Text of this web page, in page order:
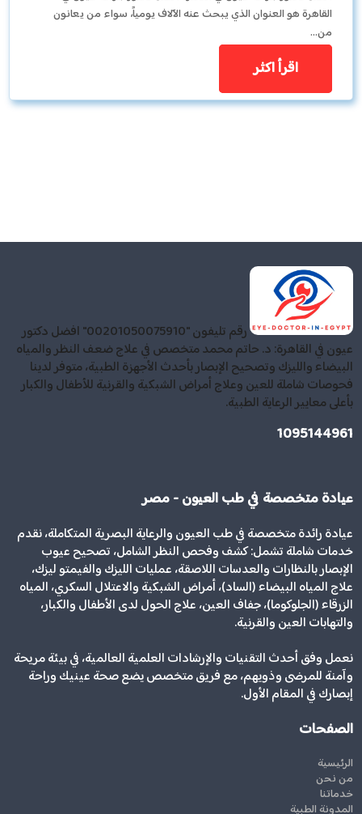
القاهرة هو العنوان الذي يبحث عنه الآلاف يومياً، سواء من يعانون
من…
اقرأ اكثر
رقم تليفون "00201050075910" افضل دكتور
عيون في القاهرة: د. حاتم محمد متخصص في علاج ضعف النظر والمياه
البيضاء والليزك وتصحيح الإبصار بأحدث الأجهزة الطبية، متوفر لدينا
فحوصات شاملة للعين وعلاج أمراض الشبكية والقرنية للأطفال والكبار
بأعلى معايير الرعاية الطبية.
1095144961
عيادة متخصصة في طب العيون - مصر
عيادة رائدة متخصصة في طب العيون والرعاية البصرية المتكاملة، نقدم
خدمات شاملة تشمل: كشف وفحص النظر الشامل، تصحيح عيوب
الإبصار بالنظارات والعدسات اللاصقة، عمليات الليزك والفيمتو ليزك،
علاج المياه البيضاء (الساد)، أمراض الشبكية والاعتلال السكري، المياه
الزرقاء (الجلوكوما)، جفاف العين، علاج الحول لدى الأطفال والكبار،
والتهابات العين والقرنية.
نعمل وفق أحدث التقنيات والإرشادات العلمية العالمية، في بيئة مريحة
وآمنة للمرضى وذويهم، مع فريق متخصص يضع صحة عينيك وراحة
إبصارك في المقام الأول.
الصفحات
الرئيسية
من نحن
خدماتنا
المدونة الطبية